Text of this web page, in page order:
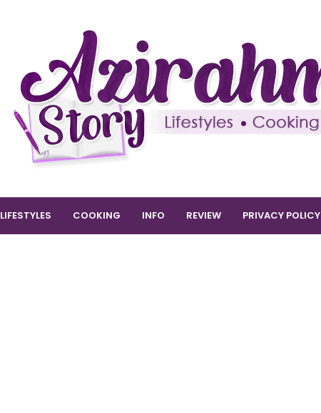
LIFESTYLES COOKING INFO REVIEW PRIVACY POLICY